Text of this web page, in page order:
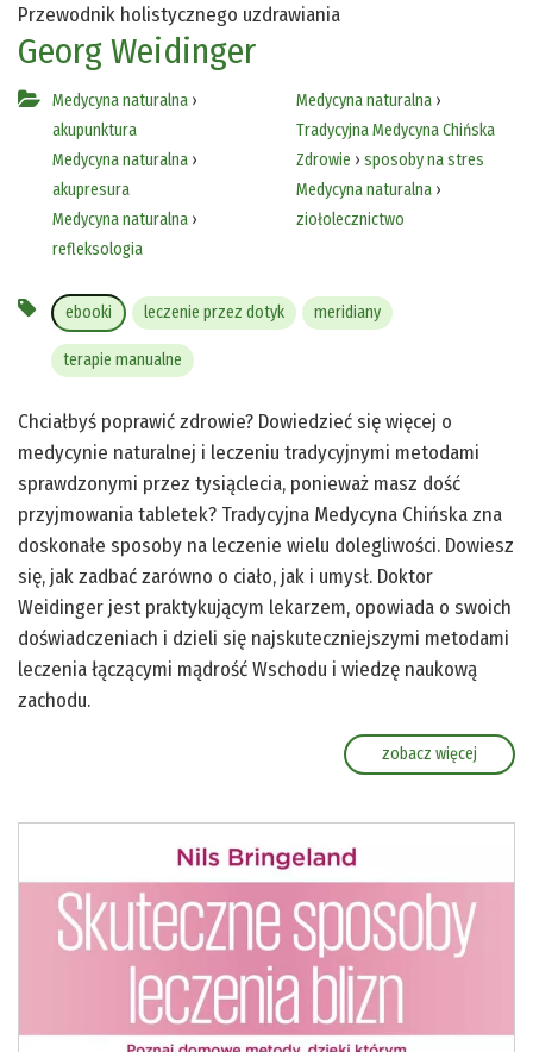
Przewodnik holistycznego uzdrawiania
Georg Weidinger
Medycyna naturalna ›
akupunktura
Medycyna naturalna ›
akupresura
Medycyna naturalna ›
refleksologia
Medycyna naturalna›
Tradycyjna Medycyna Chińska
Zdrowie › sposoby na stres
Medycyna naturalna›
ziołolecznictwo
ebooki leczenie przez dotyk meridiany
terapie manualne
Chciałbyś poprawić zdrowie? Dowiedzieć się więcej o
medycynie naturalnej i leczeniu tradycyjnymi metodami
sprawdzonymi przez tysiąclecia, ponieważ masz dość
przyjmowania tabletek? Tradycyjna Medycyna Chińska zna
doskonałe sposoby na leczenie wielu dolegliwości. Dowiesz
się, jak zadbać zarówno o ciało, jak i umysł. Doktor
Weidinger jest praktykującym lekarzem, opowiada o swoich
doświadczeniach i dzieli się najskuteczniejszymi metodami
leczenia łączącymi mądrość Wschodu i wiedzę naukową
zachodu.
zobacz więcej